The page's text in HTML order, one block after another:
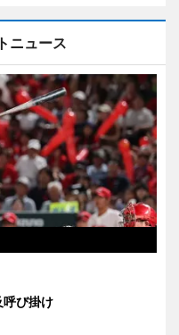
ニュース
呼び掛け